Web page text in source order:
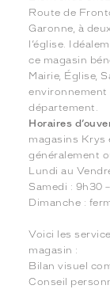
Route de
Garonne, à
l’église.
ce magasin
Mairie, Église,
environnement
département.
Horaires
magasins Krys
généralement
Lundi au
Samedi : 9h30
Dimanche :
Voici les
magasin :
Bilan visuel
Conseil